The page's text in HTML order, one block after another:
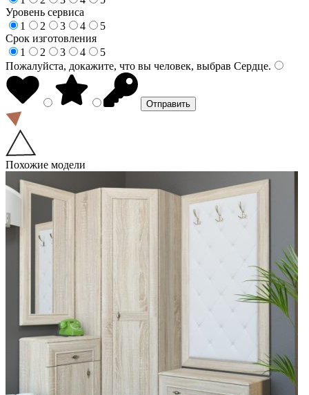
Уровень сервиса
1
2 3 4
5
Срок изготовления
1
2 3 4
5
Пожалуйста, докажите, что вы человек, выбрав Сердце.
Похожие модели